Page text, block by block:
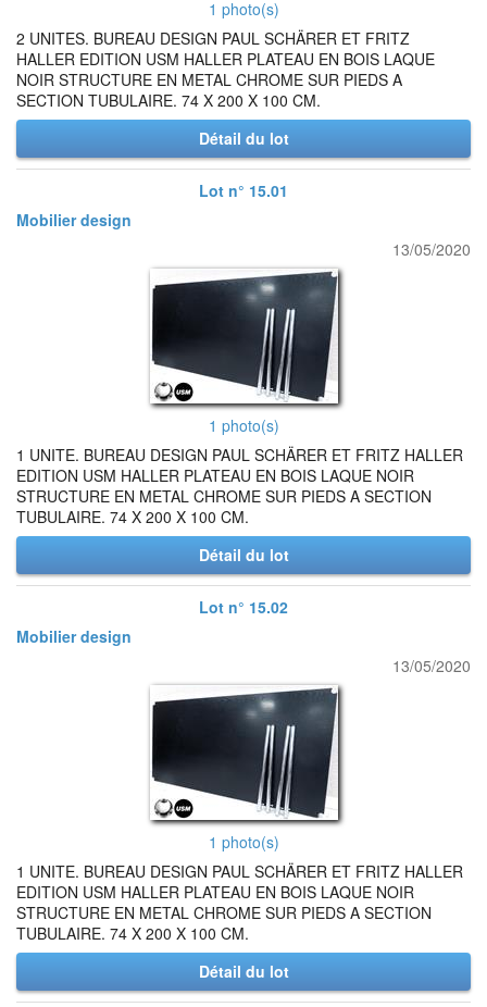
1 photo(s)
2 UNITES. BUREAU DESIGN PAUL SCHÄRER ET FRITZ
HALLER EDITION USM HALLER PLATEAU EN BOIS LAQUE
NOIR STRUCTURE EN METAL CHROME SUR PIEDS A
SECTION TUBULAIRE. 74 X 200 X 100 CM.
Détail du lot
Lot n° 15.01
Mobilier design
13/05/2020
1 photo(s)
1 UNITE. BUREAU DESIGN PAUL SCHÄRER ET FRITZ HALLER
EDITION USM HALLER PLATEAU EN BOIS LAQUE NOIR
STRUCTURE EN METAL CHROME SUR PIEDS A SECTION
TUBULAIRE. 74 X 200 X 100 CM.
Détail du lot
Lot n° 15.02
Mobilier design
13/05/2020
1 photo(s)
1 UNITE. BUREAU DESIGN PAUL SCHÄRER ET FRITZ HALLER
EDITION USM HALLER PLATEAU EN BOIS LAQUE NOIR
STRUCTURE EN METAL CHROME SUR PIEDS A SECTION
TUBULAIRE. 74 X 200 X 100 CM.
Détail du lot